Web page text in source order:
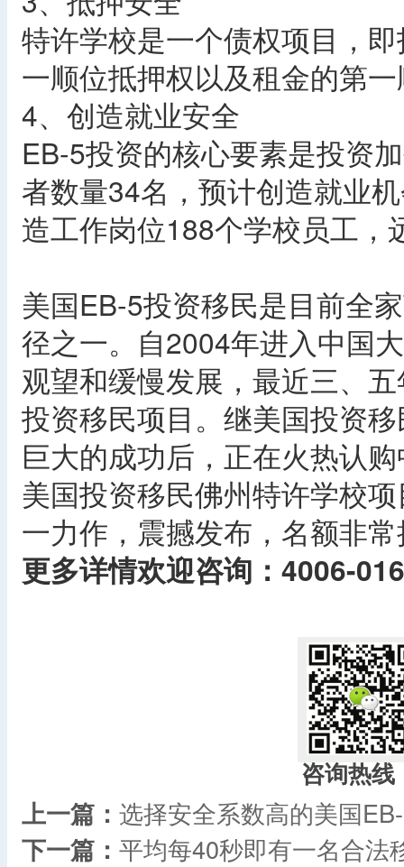
特许学校是一个债权项目，
一顺位抵押权以及租金的第
4、创造就业安全
EB-5投资的核心要素是投资
者数量34名，预计创造就业
造工作岗位188个学校员工，
美国EB-5投资移民是目前全
径之一。自2004年进入中国
观望和缓慢发展，最近三、
投资移民项目。继美国投资
巨大的成功后，正在火热认
美国投资移民佛州特许学校
一力作，震撼发布，名额非
更多详情欢迎咨询：4006-
咨询热线
上一篇： 选择安全系数高的美国
下一篇： 平均每40秒即有一名合法